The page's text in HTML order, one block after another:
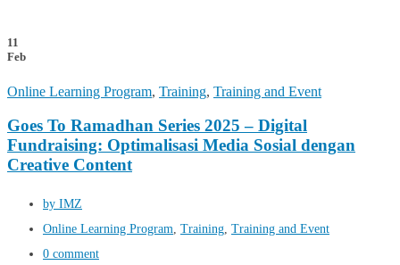
11
Feb
Online Learning Program, Training, Training and Event
Goes To Ramadhan Series 2025 – Digital
Fundraising: Optimalisasi Media Sosial dengan
Creative Content
by IMZ
Online Learning Program, Training, Training and Event
0 comment